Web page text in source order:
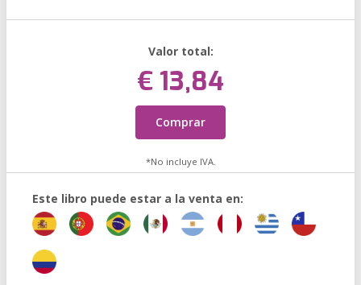
Valor total:
€ 13,84
Comprar
*No incluye IVA.
Este libro puede estar a la venta en: